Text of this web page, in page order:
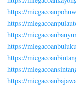
https://
https://
https://
https://
https://
https://
https://